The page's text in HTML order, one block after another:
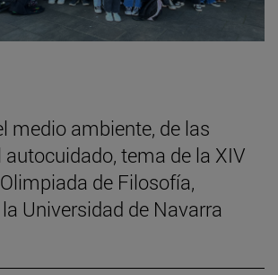
medio ambiente, de las
autocuidado, tema de la XIV
de Filosofía,
Universidad de Navarra